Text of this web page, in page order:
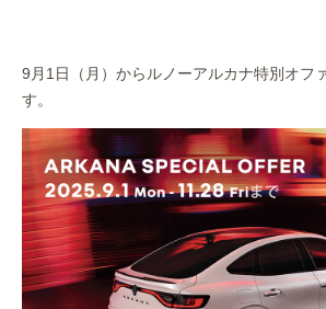
9月1日（月）からルノーアルカナ特別オフ
す。